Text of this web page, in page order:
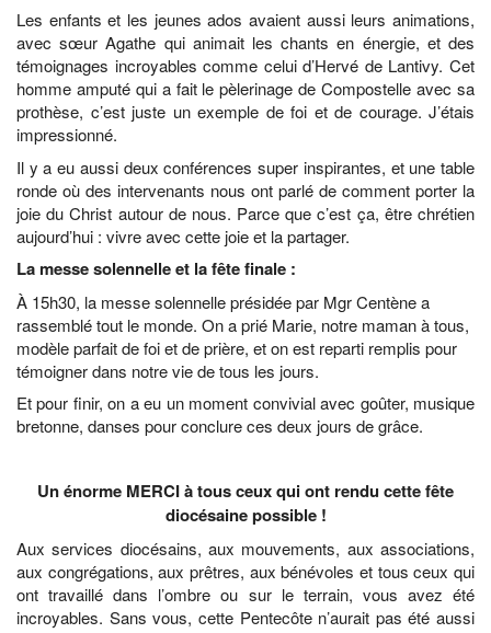
Les enfants et les jeunes ados avaient aussi leurs animations,
avec sœur Agathe qui animait les chants en énergie, et des
témoignages incroyables comme celui d’Hervé de Lantivy. Cet
homme amputé qui a fait le pèlerinage de Compostelle avec sa
prothèse, c’est juste un exemple de foi et de courage. J’étais
impressionné.
Il y a eu aussi deux conférences super inspirantes, et une table
ronde où des intervenants nous ont parlé de comment porter la
joie du Christ autour de nous. Parce que c’est ça, être chrétien
aujourd’hui : vivre avec cette joie et la partager.
La messe solennelle et la fête finale :
À 15h30, la messe solennelle présidée par Mgr Centène a
rassemblé tout le monde. On a prié Marie, notre maman à tous,
modèle parfait de foi et de prière, et on est reparti remplis pour
témoigner dans notre vie de tous les jours.
Et pour finir, on a eu un moment convivial avec goûter, musique
bretonne, danses pour conclure ces deux jours de grâce.
Un énorme MERCI à tous ceux qui ont rendu cette fête
diocésaine possible !
Aux services diocésains, aux mouvements, aux associations,
aux congrégations, aux prêtres, aux bénévoles et tous ceux qui
ont travaillé dans l’ombre ou sur le terrain, vous avez été
incroyables. Sans vous, cette Pentecôte n’aurait pas été aussi